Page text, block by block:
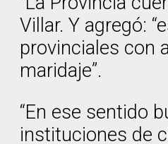
Villar. Y agregó:
provinciales con
maridaje”.
“En ese sentido
instituciones de